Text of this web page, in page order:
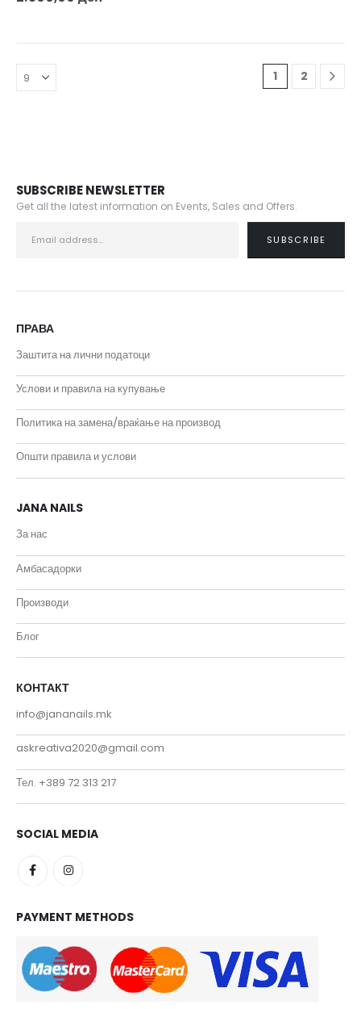
1 2
SUBSCRIBE NEWSLETTER
Get all the latest information on Events, Sales and Offers.
ПРАВА
Заштита на лични податоци
Услови и правила на купување
Политика на замена/враќање на производ
Општи правила и услови
JANA NAILS
За нас
Амбасадорки
Производи
Блог
КОНТАКТ
info@jananails.mk
askreativa2020@gmail.com
Тел. +389 72 313 217
SOCIAL MEDIA
PAYMENT METHODS